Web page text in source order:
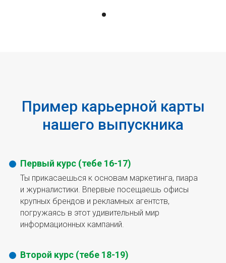
Пример карьерной карты
нашего выпускника
Первый курс (тебе 16-17)
Ты прикасаешься к основам маркетинга, пиара
и журналистики. Впервые посещаешь офисы
крупных брендов и рекламных агентств,
погружаясь в этот удивительный мир
информационных кампаний.
Второй курс (тебе 18-19)